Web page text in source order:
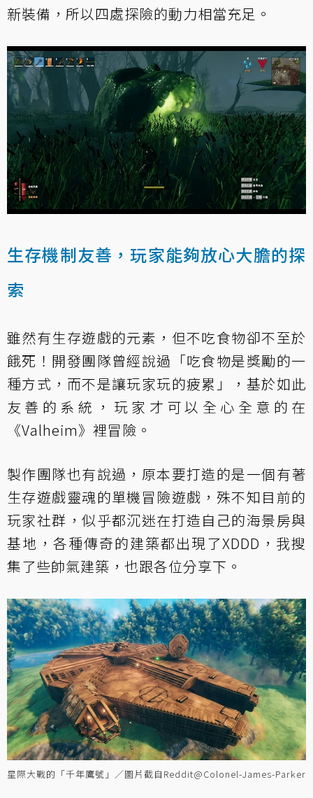
新裝備，所以四處探險的動力相當充足。
生存機制友善，玩家能夠放心大膽的探
索
雖然有生存遊戲的元素，但不吃食物卻不至於
餓死！開發團隊曾經說過「吃食物是獎勵的一
種方式，而不是讓玩家玩的疲累」，基於如此
友善的系統，玩家才可以全心全意的在
《Valheim》裡冒險。
製作團隊也有說過，原本要打造的是一個有著
生存遊戲靈魂的單機冒險遊戲，殊不知目前的
玩家社群，似乎都沉迷在打造自己的海景房與
基地，各種傳奇的建築都出現了XDDD，我搜
集了些帥氣建築，也跟各位分享下。
星際大戰的「千年鷹號」／圖片截自Reddit@Colonel-James-Parker